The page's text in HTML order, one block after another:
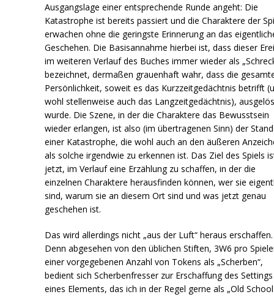
Ausgangslage einer entsprechende Runde angeht: Die
Katastrophe ist bereits passiert und die Charaktere der
erwachen ohne die geringste Erinnerung an das
Geschehen. Die Basisannahme hierbei ist, dass dieser
im weiteren Verlauf des Buches immer wieder als
bezeichnet, dermaßen grauenhaft wahr, dass die
Persönlichkeit, soweit es das Kurzzeitgedächtnis betrifft
wohl stellenweise auch das Langzeitgedächtnis),
wurde. Die Szene, in der die Charaktere das Bewusstsein
wieder erlangen, ist also (im übertragenen Sinn) der
einer Katastrophe, die wohl auch an den äußeren
als solche irgendwie zu erkennen ist. Das Ziel des Spiels
jetzt, im Verlauf eine Erzählung zu schaffen, in der die
einzelnen Charaktere herausfinden können, wer sie
sind, warum sie an diesem Ort sind und was jetzt genau
geschehen ist.
Das wird allerdings nicht „aus der Luft“ heraus erschaffen.
Denn abgesehen von den üblichen Stiften, 3W6 pro
einer vorgegebenen Anzahl von Tokens als „Scherben“,
bedient sich Scherbenfresser zur Erschaffung des Settings
eines Elements, das ich in der Regel gerne als „Old School